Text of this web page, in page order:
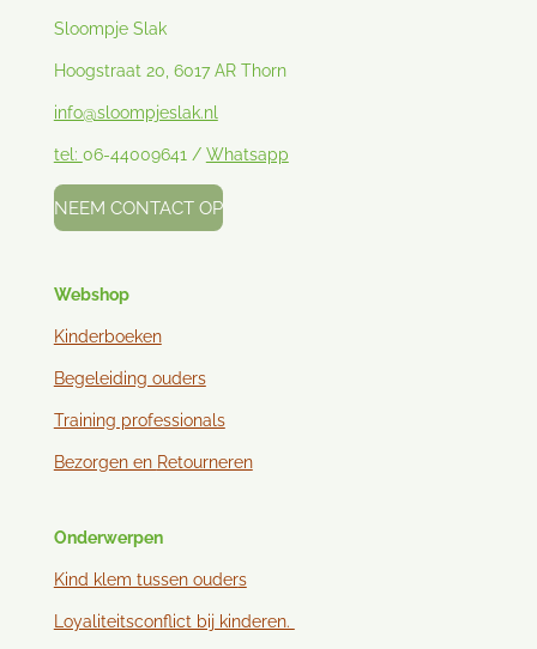
Sloompje Slak
Hoogstraat 20, 6017 AR Thorn
info@sloompjeslak.nl
tel: 06-44009641 / Whatsapp
NEEM CONTACT OP
Webshop
Kinderboeken
Begeleiding ouders
Training professionals
Bezorgen en Retourneren
Onderwerpen
Kind klem tussen ouders
Loyaliteitsconflict bij kinderen.